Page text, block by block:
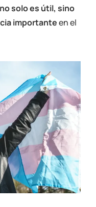
no solo es útil, sino
importanteen el